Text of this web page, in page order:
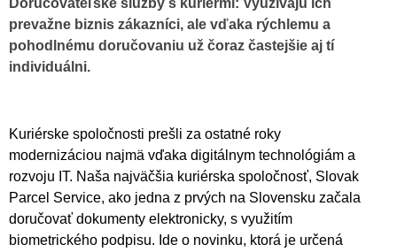
prevažne biznis zákazníci, ale vďaka rýchlemu a
pohodlnému doručovaniu už čoraz častejšie aj tí
individuálni.
Kuriérske spoločnosti prešli za ostatné roky
modernizáciou najmä vďaka digitálnym technológiám a
rozvoju IT. Naša najväčšia kuriérska spoločnosť, Slovak
Parcel Service, ako jedna z prvých na Slovensku začala
doručovať dokumenty elektronicky, s využitím
biometrického podpisu. Ide o novinku, ktorá je určená